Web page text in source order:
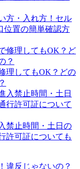
方・入れ方！セル
位置の簡単確認方
理してもOK？どの
禁止時間・土日の
許可証についても